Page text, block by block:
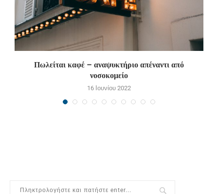
Πωλείται καφέ – αναψυκτήριο απέναντι από
νοσοκομείο
16 Ιουνίου 2022